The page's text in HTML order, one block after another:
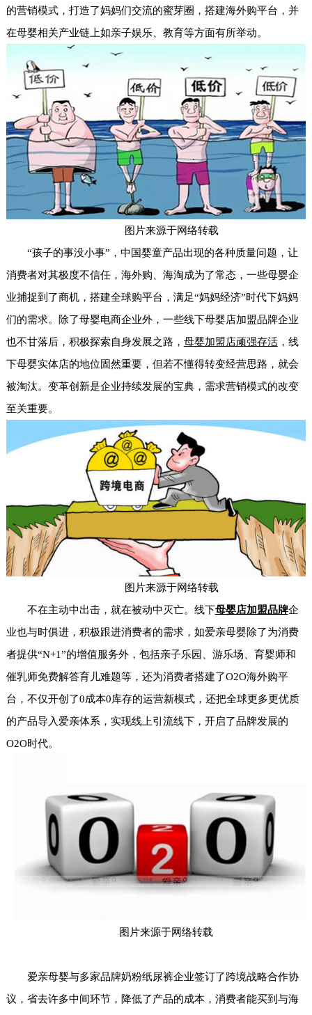
的营销模式，打造了妈妈们交流的蜜芽圈，搭建海外购平台，并
在母婴相关产业链上如亲子娱乐、教育等方面有所举动。
图片来源于网络转载
“孩子的事没小事”，中国婴童产品出现的各种质量问题，让
消费者对其极度不信任，海外购、海淘成为了常态，一些母婴企
业捕捉到了商机，搭建全球购平台，满足“妈妈经济”时代下妈妈
们的需求。除了母婴电商企业外，一些线下母婴店加盟品牌企业
也不甘落后，积极探索自身发展之路， 母婴加盟店顽强存活，线
下母婴实体店的地位固然重要，但若不懂得转变经营思路，就会
被淘汰。变革创新是企业持续发展的宝典，需求营销模式的改变
至关重要。
图片来源于网络转载
不在主动中出击，就在被动中灭亡。线下母婴店加盟品牌企
业也与时俱进，积极跟进消费者的需求，如爱亲母婴除了为消费
者提供“N+1”的增值服务外，包括亲子乐园、游乐场、育婴师和
催乳师免费解答育儿难题等，还为消费者搭建了O2O海外购平
台，不仅开创了0成本0库存的运营新模式，还把全球更多更优质
的产品导入爱亲体系，实现线上引流线下，开启了品牌发展的
O2O时代。
图片来源于网络转载
爱亲母婴与多家品牌奶粉纸尿裤企业签订了跨境战略合作协
议，省去许多中间环节，降低了产品的成本，消费者能买到与海